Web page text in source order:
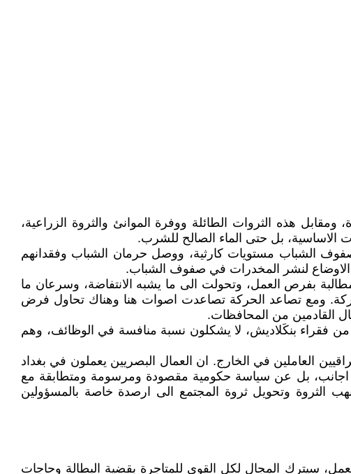
هذه الثروات الطائلة ووفرة الموانئ والثروة الزراعية،
الشباب مستويات كارثية، ووصل حرمان الشباب وفقدانهم
الاوضاع لنشر المخدرات في صفوف الشباب.
بفرص العمل، وتحولت الى ما يشبه الانتفاضة، وسرعان ما
ومع تصاعد الحركة تصاعدت اصوات هنا وهناك تحاول فرض
القادمين من المحافظات.
من فقراء بنكَلاديش، لا يشكلون نسبة منافسة في الوظائف، وهم
العاملين في الخارج. ان العمال البصريين يعملون في بغداد
اجانب، بل عن سياسة حكومية مقصودة ومرسومة ومتطابقة مع
الثروة وتحويل ثروة المجتمع الى ارصدة خاصة بالمسؤولين
سيترك المجال لكل القوى للمتاجرة بقضية البطالة وحاجات